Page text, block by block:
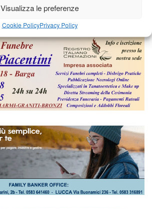
Visualizza le preferenze
Cookie PolicyPrivacy Policy